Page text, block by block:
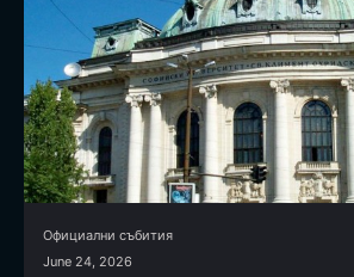
Официални събития
June 24, 2026